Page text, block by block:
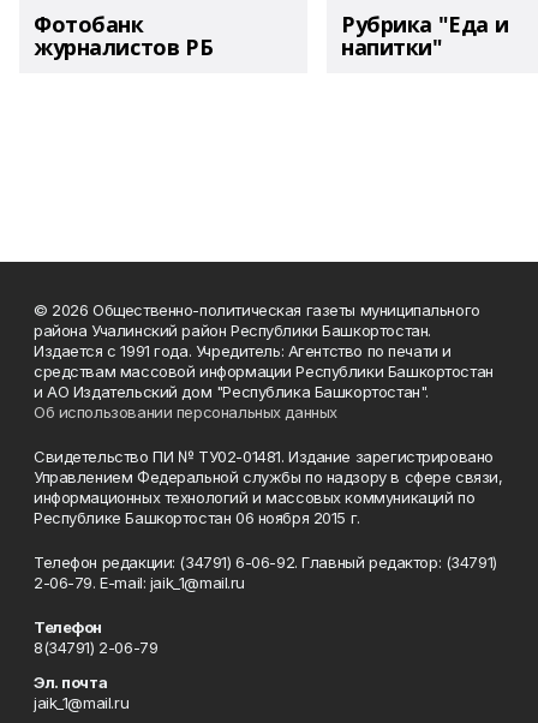
Фотобанк
журналистов РБ
Рубрика "Еда и
напитки"
© 2026 Общественно-политическая газеты муниципального
района Учалинский район Республики Башкортостан.
Издается с 1991 года. Учредитель: Агентство по печати и
средствам массовой информации Республики Башкортостан
и АО Издательский дом "Республика Башкортостан".
Об использовании персональных данных
Свидетельство ПИ № ТУ02-01481. Издание зарегистрировано
Управлением Федеральной службы по надзору в сфере связи,
информационных технологий и массовых коммуникаций по
Республике Башкортостан 06 ноября 2015 г.
Телефон редакции: (34791) 6-06-92. Главный редактор: (34791)
2-06-79. Е-mаil: jaik_1@mail.ru
Телефон
8(34791) 2-06-79
Эл. почта
jaik_1@mail.ru